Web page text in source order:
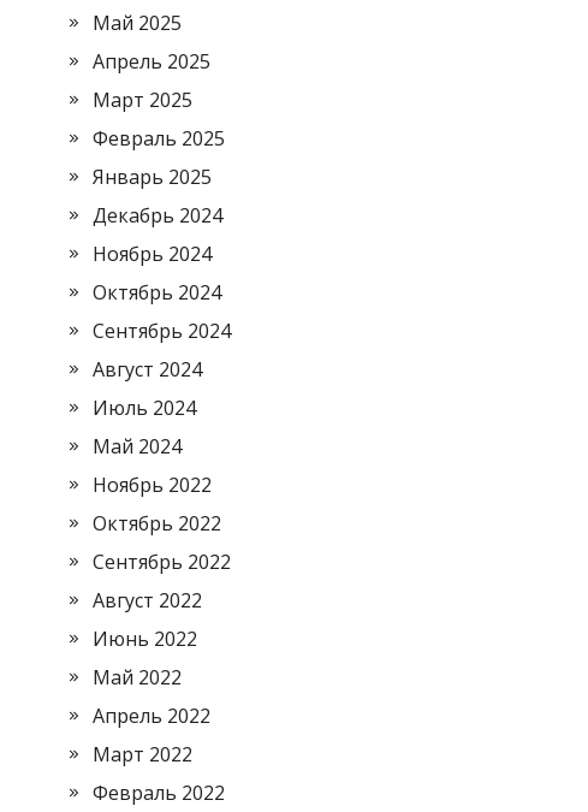
Май 2025
Апрель 2025
Март 2025
Февраль 2025
Январь 2025
Декабрь 2024
Ноябрь 2024
Октябрь 2024
Сентябрь 2024
Август 2024
Июль 2024
Май 2024
Ноябрь 2022
Октябрь 2022
Сентябрь 2022
Август 2022
Июнь 2022
Май 2022
Апрель 2022
Март 2022
Февраль 2022